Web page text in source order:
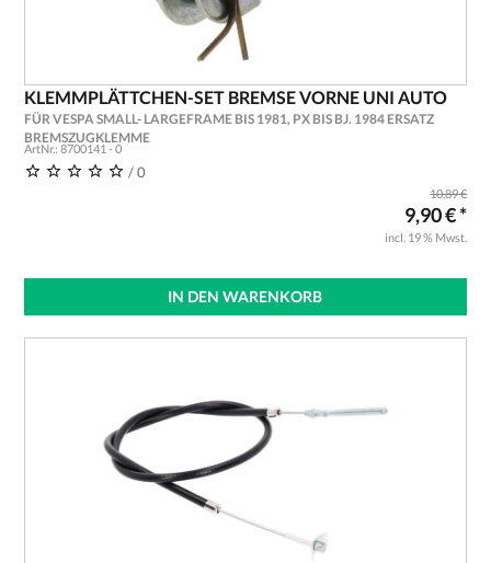
KLEMMPLÄTTCHEN-SET BREMSE VORNE UNI AUTO
FÜR VESPA SMALL- LARGEFRAME BIS 1981, PX BIS BJ. 1984 ERSATZ
BREMSZUGKLEMME
ArtNr.: 8700141 - 0
/ 0
10,89 €
9,90 € *
incl. 19 % Mwst.
IN DEN WARENKORB